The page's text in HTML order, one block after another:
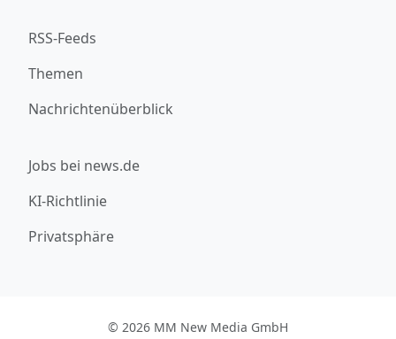
RSS-Feeds
Themen
Nachrichtenüberblick
Jobs bei news.de
KI-Richtlinie
Privatsphäre
© 2026 MM New Media GmbH